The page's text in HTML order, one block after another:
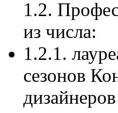
1.2.
из числа:
1.2.1.
сезонов